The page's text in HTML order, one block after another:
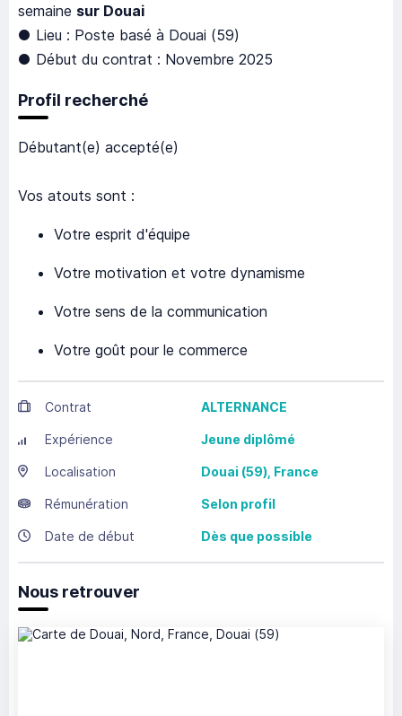
semaine sur Douai
● Lieu : Poste basé à Douai (59)
● Début du contrat : Novembre 2025
Profil recherché
Débutant(e) accepté(e)
Vos atouts sont :
Votre esprit d'équipe
Votre motivation et votre dynamisme
Votre sens de la communication
Votre goût pour le commerce
Contrat ALTERNANCE
Expérience Jeune diplômé
Localisation Douai (59), France
Rémunération Selon profil
Date de début Dès que possible
Nous retrouver